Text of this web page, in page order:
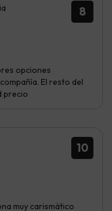
8
opciones
El resto del
precio
10
muy carismático